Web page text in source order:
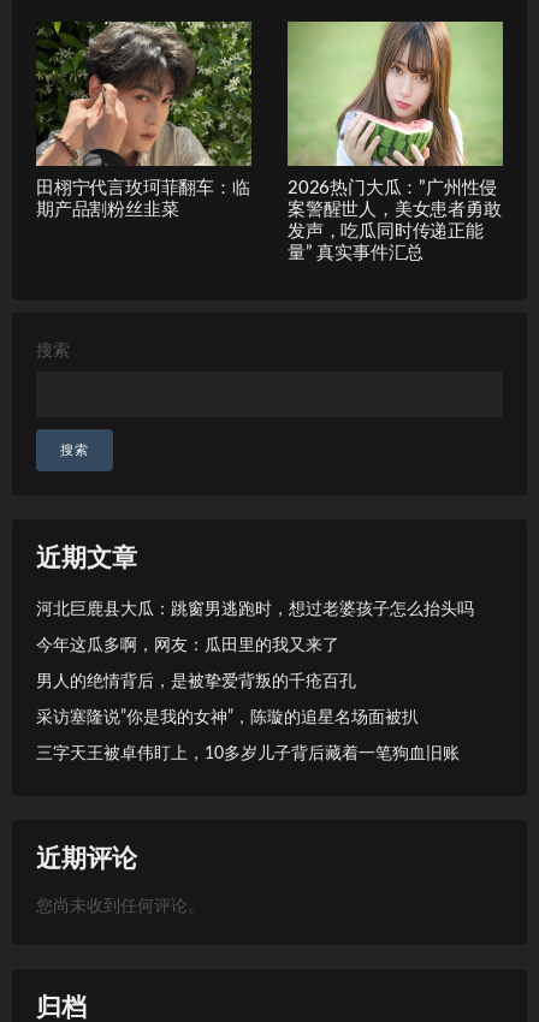
田栩宁代言玫珂菲翻车：临
期产品割粉丝韭菜
2026热门大瓜：”广州性侵
案警醒世人，美女患者勇敢
发声，吃瓜同时传递正能
量” 真实事件汇总
搜索
搜索
近期文章
河北巨鹿县大瓜：跳窗男逃跑时，想过老婆孩子怎么抬头吗
今年这瓜多啊，网友：瓜田里的我又来了
男人的绝情背后，是被挚爱背叛的千疮百孔
采访塞隆说”你是我的女神”，陈璇的追星名场面被扒
三字天王被卓伟盯上，10多岁儿子背后藏着一笔狗血旧账
近期评论
您尚未收到任何评论。
归档